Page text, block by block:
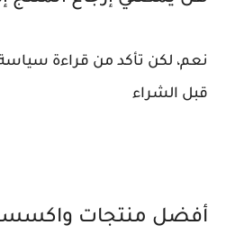
نعم، لكن تأكد من قراءة سياسة
قبل الشراء
أفضل منتجات